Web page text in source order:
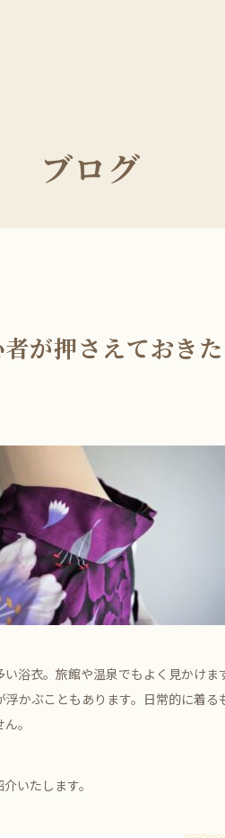
ブログ
が押さえておき
浴衣。旅館や温泉でもよく見かけ
かぶこともあります。日常的に着
。
いたします。